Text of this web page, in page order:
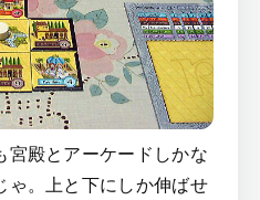
宮殿とアーケードしかな
ゃ。上と下にしか伸ばせ